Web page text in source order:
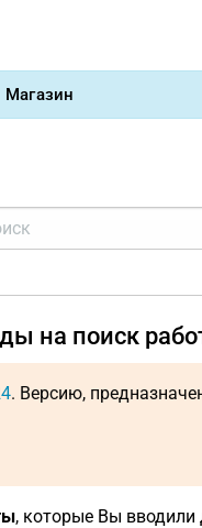
Магазин
на поиск
. Версию,
, которые Вы вводили